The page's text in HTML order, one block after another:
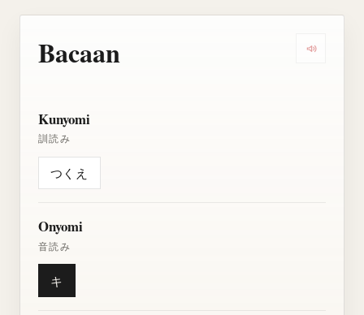
Bacaan
Kunyomi
訓読み
つくえ
Onyomi
音読み
キ